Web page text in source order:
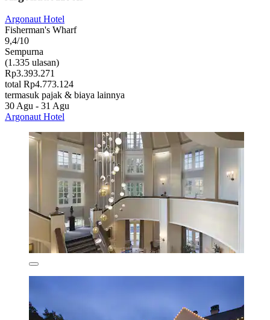
Argonaut Hotel
Fisherman's Wharf
9,4/10
Sempurna
(1.335 ulasan)
Rp3.393.271
total Rp4.773.124
termasuk pajak & biaya lainnya
30 Agu - 31 Agu
Argonaut Hotel